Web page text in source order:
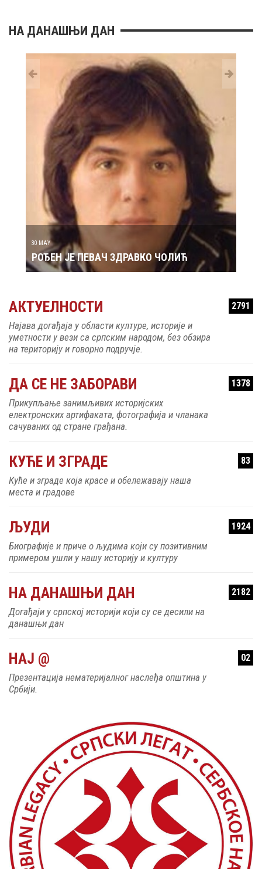
НА ДАНАШЊИ ДАН
30 MAY
РОЂЕН ЈЕ ПЕВАЧ ЗДРАВКО ЧОЛИЋ
АКТУЕЛНОСТИ 2791
Најава догађаја у области културе, историје и
уметности у вези са српским народом, без обзира
на територију и говорно подручје.
ДА СЕ НЕ ЗАБОРАВИ 1378
Прикупљање занимљивих историјских
електронских артифаката, фотографија и чланака
сачуваних од стране грађана.
КУЋЕ И ЗГРАДЕ 83
Куће и зграде која красе и обележавају наша
места и градове
ЉУДИ 1924
Биографије и приче о људима који су позитивним
примером ушли у нашу историју и културу
НА ДАНАШЊИ ДАН 2182
Догађаји у српској историји који су се десили на
данашњи дан
НАЈ @ 02
Презентација нематеријалног наслеђа општина у
Србији.